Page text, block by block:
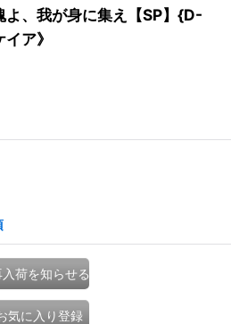
よ、我が身に集え【SP】{D-
ア》
入荷を知らせる
気に入り登録